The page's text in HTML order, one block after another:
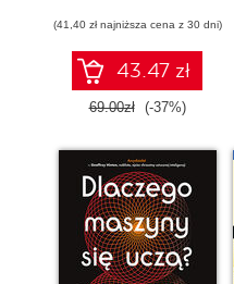
oprogramowania
(41,40 zł najniższa cena z 30 dni)
43.47 zł
69.00zł (-37%)